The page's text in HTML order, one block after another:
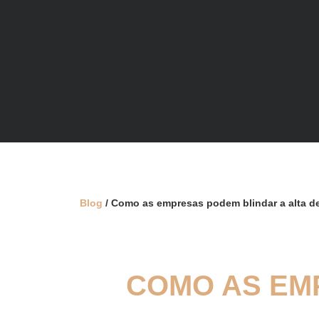
Blog / Como as empresas podem blindar a alta
COMO AS